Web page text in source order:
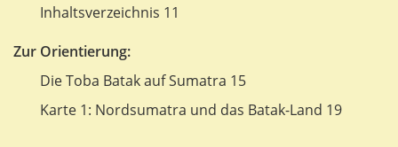
Inhaltsverzeichnis 11
Zur Orientierung:
Die Toba Batak auf Sumatra 15
Karte 1: Nordsumatra und das Batak-Land 19